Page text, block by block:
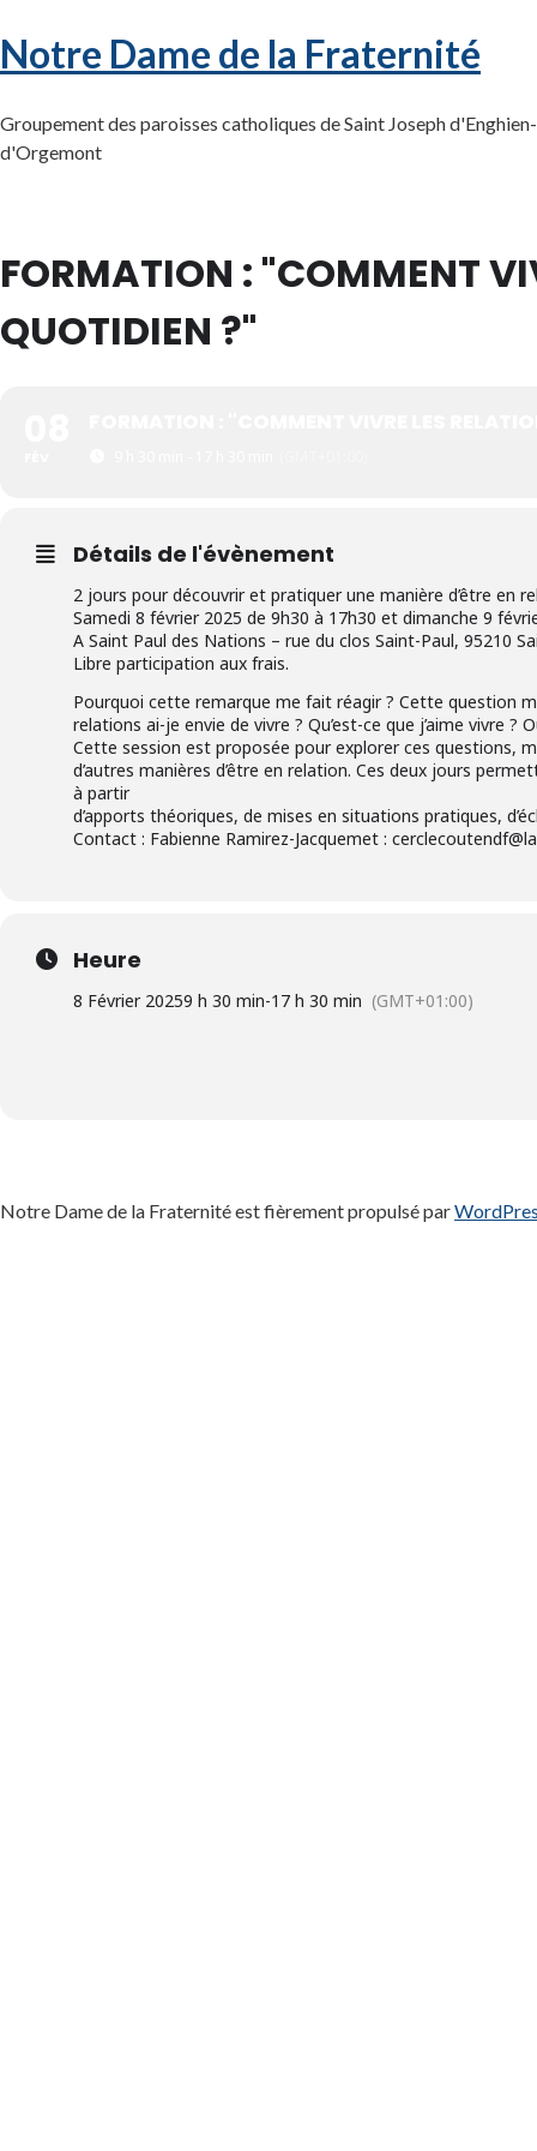
Notre Dame de la Fraternité
Groupement des paroisses catholiques de Saint Joseph
d'Orgemont
FORMATION : "COMMENT
QUOTIDIEN ?"
Détails de l'évènement
2 jours pour découvrir et pratiquer une manière d’être en
Samedi 8 février 2025 de 9h30 à 17h30 et dimanche 9
A Saint Paul des Nations – rue du clos Saint-Paul, 95210
Libre participation aux frais.
Pourquoi cette remarque me fait réagir ? Cette question
relations ai-je envie de vivre ? Qu’est-ce que j’aime vivre ?
Cette session est proposée pour explorer ces questions,
d’autres manières d’être en relation. Ces deux jours
à partir
d’apports théoriques, de mises en situations pratiques,
Contact : Fabienne Ramirez-Jacquemet :
Heure
8 Février 20259 h 30 min-17 h 30 min (GMT+01:00)
Notre Dame de la Fraternité est fièrement propulsé par